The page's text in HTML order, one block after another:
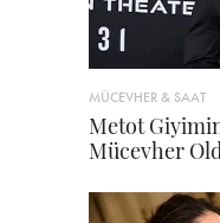
MÜCEVHER & SAAT
Metot
Mücevher